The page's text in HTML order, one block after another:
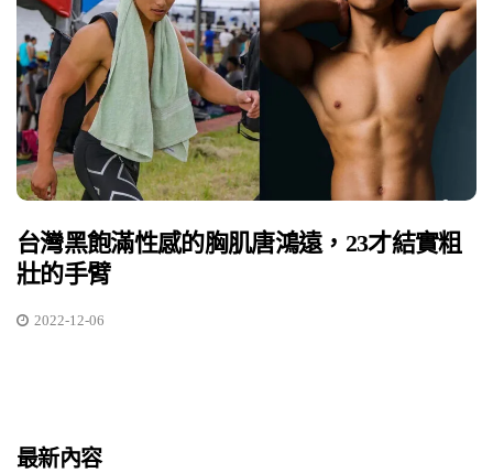
台灣黑飽滿性感的胸肌唐鴻遠，23才結實粗
壯的手臂
2022-12-06
最新內容